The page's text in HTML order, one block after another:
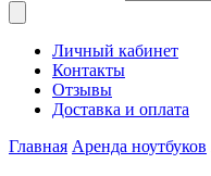
Личный кабинет
Контакты
Отзывы
Доставка и оплата
Главная Аренда ноутбуков